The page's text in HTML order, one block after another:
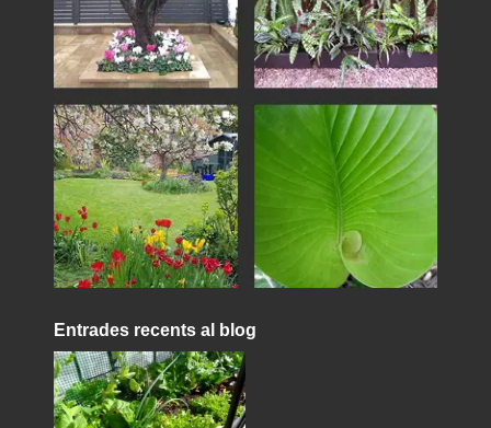
Entrades recents al blog